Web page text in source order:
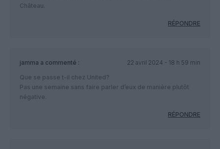
Château.
RÉPONDRE
jamma a commenté :
22 avril 2024 - 18 h 59 min
Que se passe t-il chez United?
Pas une semaine sans faire parler d’eux de manière plutôt
négative.
RÉPONDRE